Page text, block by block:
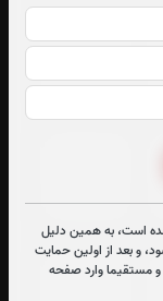
است، به همین دلیل
و بعد از اولین حمایت
مستقیما وارد صفحه
جزء 16
0بار
0بار
جزء 24